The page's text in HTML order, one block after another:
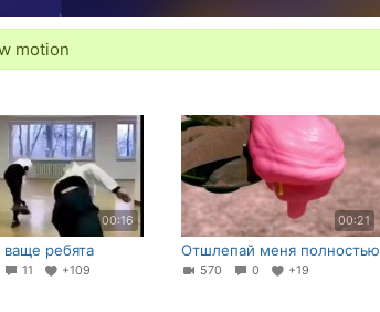
motion
00:16
ребята
11 +109
00:21
Отшлепай меня полностью
570 0 +19